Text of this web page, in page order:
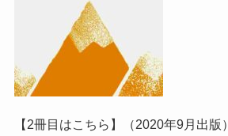
【2冊目はこちら】（2020年9月出版）